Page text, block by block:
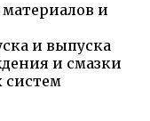
и
и выпуска
и смазки
систем